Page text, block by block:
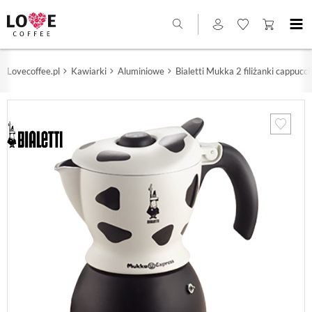
Lovecoffee.pl Kawiarki Aluminiowe Bialetti Mukka 2 filiżanki